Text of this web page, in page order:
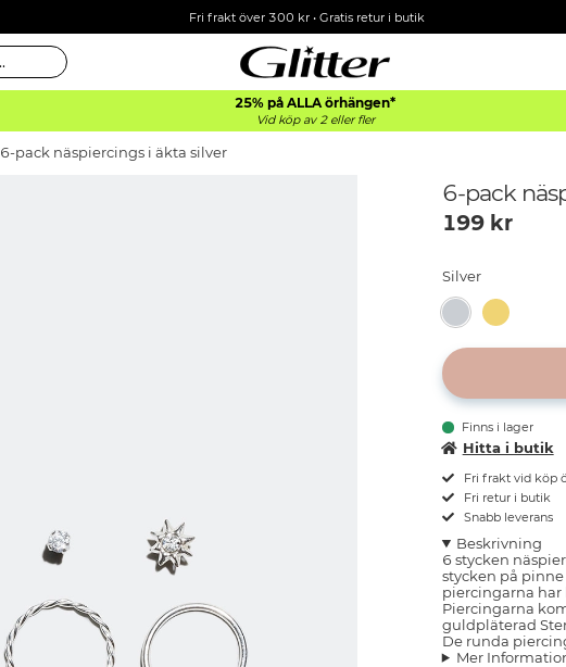
Fri frakt över 300 kr• Gratis retur i butik
25% på ALLA örhängen*
Vid köp av 2 eller fler
6-pack näspiercings i äkta silver
6-pack
199kr
Silver
Finns i lager
Hitta i butik
Fri frakt vid köp
Fri retur i butik
Snabb leverans
Beskrivning
6 stycken
stycken på pinne
piercingarna har
Piercingarna
guldpläterad
De runda
Mer